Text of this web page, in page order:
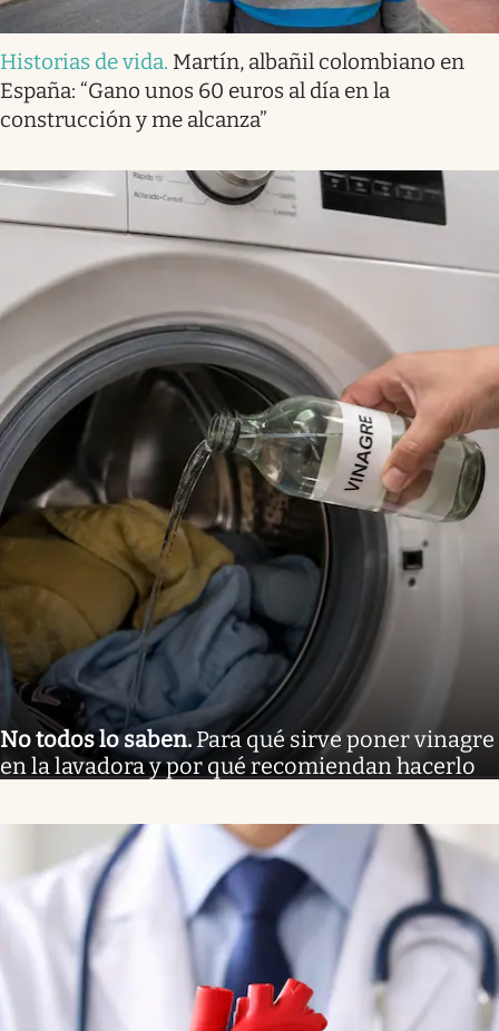
Historias de vida. Martín, albañil colombiano en
España: “Gano unos 60 euros al día en la
construcción y me alcanza”
No todos lo saben. Para qué sirve poner vinagre
en la lavadora y por qué recomiendan hacerlo